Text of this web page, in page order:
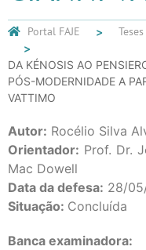
Portal FAJE
DA KÉNOSIS AO
PÓS-MODERNIDADE A
VATTIMO
Autor: Rocélio Silva
Orientador: Prof. Dr.
Mac Dowell
Data da defesa: 28/
Situação: Concluída
Banca examinadora: